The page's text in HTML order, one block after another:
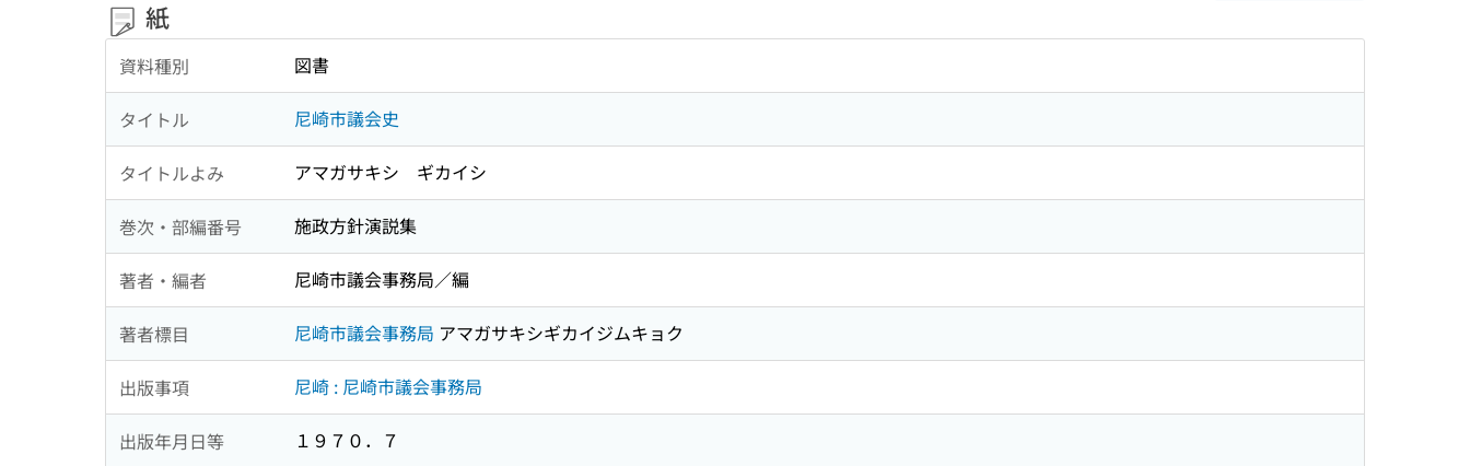
紙
資料種別 図書
タイトル 尼崎市議会史
タイトルよみ アマガサキシ ギカイシ
巻次・部編番号 施政方針演説集
著者・編者 尼崎市議会事務局／編
著者標目 尼崎市議会事務局 アマガサキシギカイジムキョク
出版事項 尼崎 : 尼崎市議会事務局
出版年月日等 １９７０．７